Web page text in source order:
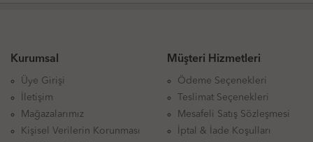
Kurumsal
Üye Girişi
İletişim
Mağazalarımız
Kişisel Verilerin Korunması
Müşteri Hizmetleri
Ödeme Seçenekleri
Teslimat Seçenekleri
Mesafeli Satış Sözleşmesi
İptal & İade Koşulları